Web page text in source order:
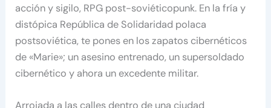
acción y sigilo, RPG post-soviéticopunk. En la fría y
distópica República de Solidaridad polaca
postsoviética, te pones en los zapatos cibernéticos
de «Marie»; un asesino entrenado, un supersoldado
cibernético y ahora un excedente militar.
Arrojada a las calles dentro de una ciudad